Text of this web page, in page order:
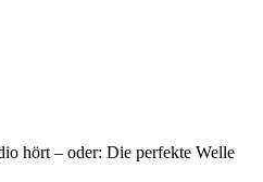
hört – oder: Die perfekte Welle